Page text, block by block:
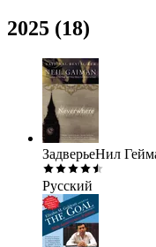
2025 (18)
ЗадверьеНил
Русский